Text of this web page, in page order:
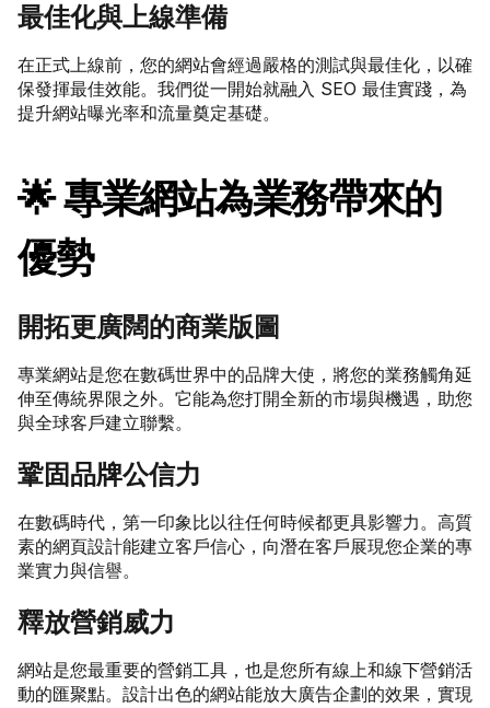
最佳化與上線準備
在正式上線前，您的網站會經過嚴格的測試與最佳化，以確
保發揮最佳效能。我們從一開始就融入 SEO 最佳實踐，為
提升網站曝光率和流量奠定基礎。
🌟 專業網站為業務帶來的
優勢
開拓更廣闊的商業版圖
專業網站是您在數碼世界中的品牌大使，將您的業務觸角延
伸至傳統界限之外。它能為您打開全新的市場與機遇，助您
與全球客戶建立聯繫。
鞏固品牌公信力
在數碼時代，第一印象比以往任何時候都更具影響力。高質
素的網頁設計能建立客戶信心，向潛在客戶展現您企業的專
業實力與信譽。
釋放營銷威力
網站是您最重要的營銷工具，也是您所有線上和線下營銷活
動的匯聚點。設計出色的網站能放大廣告企劃的效果，實現